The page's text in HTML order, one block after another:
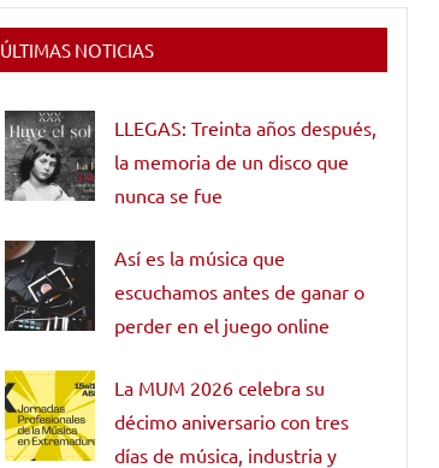
ÚLTIMAS NOTICIAS
LLEGAS: Treinta años después,
la memoria de un disco que
nunca se fue
Así es la música que
escuchamos antes de ganar o
perder en el juego online
La MUM 2026 celebra su
décimo aniversario con tres
días de música, industria y